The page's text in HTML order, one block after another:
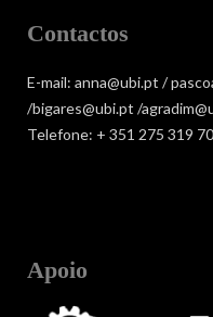
Contactos
E-mail: anna@ubi.pt /
/bigares@ubi.pt /
Telefone: + 351 275 319
Apoio